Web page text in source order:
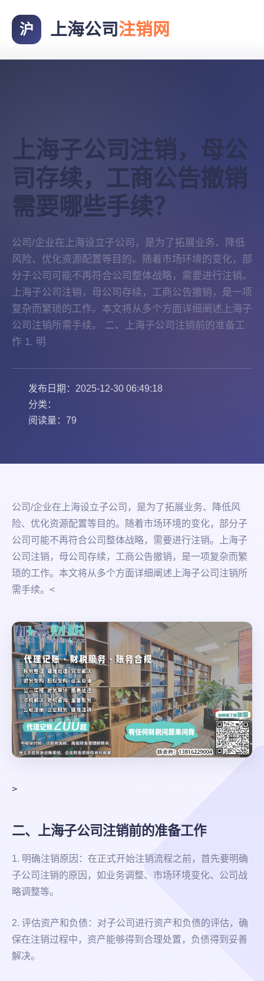
沪 上海公司注销网
上海子公司注销，母公
司存续，工商公告撤销
需要哪些手续？
公司/企业在上海设立子公司，是为了拓展业务、降低
风险、优化资源配置等目的。随着市场环境的变化，部
分子公司可能不再符合公司整体战略，需要进行注销。
上海子公司注销，母公司存续，工商公告撤销，是一项
复杂而繁琐的工作。本文将从多个方面详细阐述上海子
公司注销所需手续。 二、上海子公司注销前的准备工
作 1. 明
发布日期：2025-12-30 06:49:18
分类：
阅读量：79
公司/企业在上海设立子公司，是为了拓展业务、降低风
险、优化资源配置等目的。随着市场环境的变化，部分子
公司可能不再符合公司整体战略，需要进行注销。上海子
公司注销，母公司存续，工商公告撤销，是一项复杂而繁
琐的工作。本文将从多个方面详细阐述上海子公司注销所
需手续。<
>
二、上海子公司注销前的准备工作
1. 明确注销原因：在正式开始注销流程之前，首先要明确
子公司注销的原因，如业务调整、市场环境变化、公司战
略调整等。
2. 评估资产和负债：对子公司进行资产和负债的评估，确
保在注销过程中，资产能够得到合理处置，负债得到妥善
解决。